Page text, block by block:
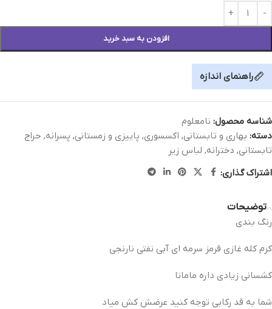
افزودن به سبد خرید
راهنمای اندازه
شناسه محصول: نامعلوم
دسته: بهاری و تابستانی, اکسسوری, پاییزی و زمستانی, پسرانه, حراج
تابستانی, دخترانه, لباس زیر
اشتراک گذاری:
توضیحات
رنگ بندی
کرم کله غازی قرمز سرمه ای آبی نفتی نارنجی
کشسانی زیادی داره مامانا
شما به قد رکابی توجه کنید عرضش کش میاد